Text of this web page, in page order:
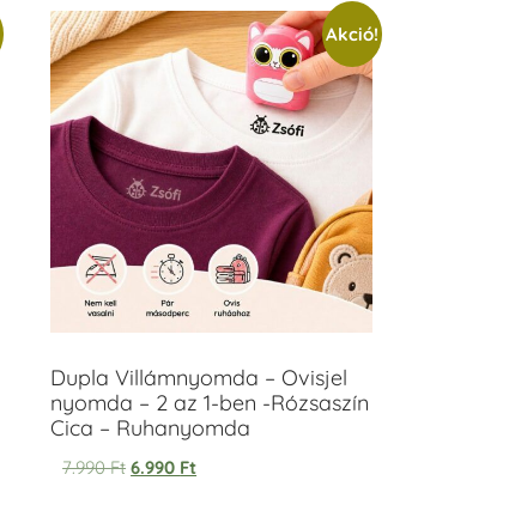
Akció!
Dupla Villámnyomda – Ovisjel
nyomda – 2 az 1-ben -Rózsaszín
Cica – Ruhanyomda
7.990Ft 6.990 Ft